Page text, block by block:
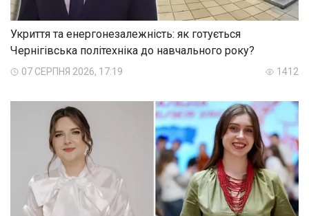
Укриття та енергонезалежність: як готується
Чернігівська політехніка до навчального року?
07 СЕРПНЯ 2026, 17:19 1412